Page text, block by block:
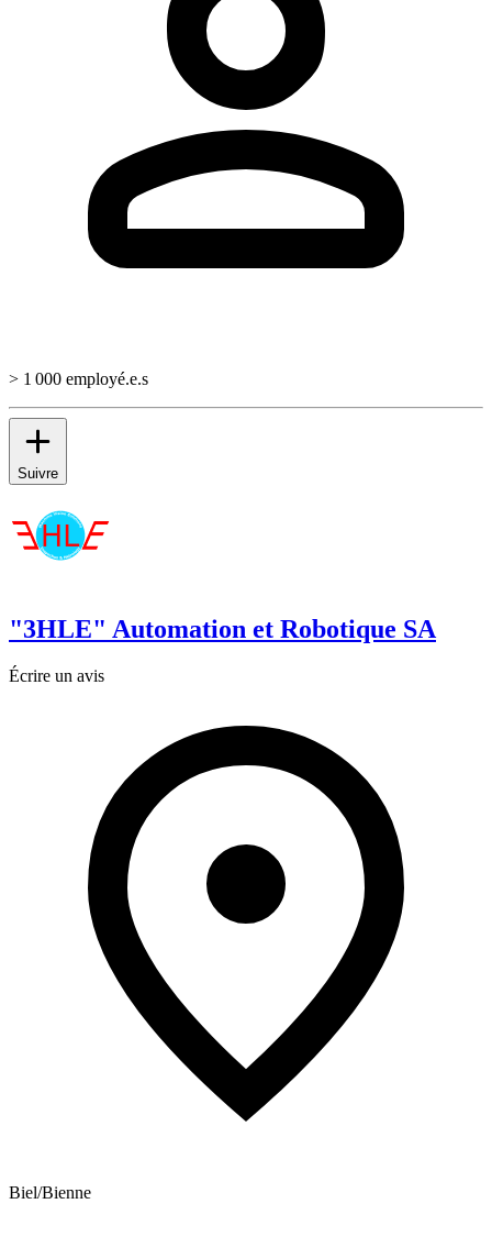
> 1 000 employé.e.s
Suivre
"3HLE" Automation et Robotique SA
Écrire un avis
Biel/Bienne